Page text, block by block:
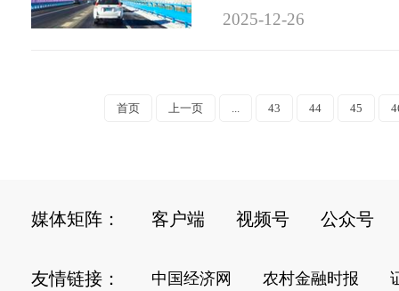
2025-12-26
首页 上一页 ... 43 44 45
媒体矩阵： 客户端 视频号 公众号
友情链接： 中国经济网 农村金融时报